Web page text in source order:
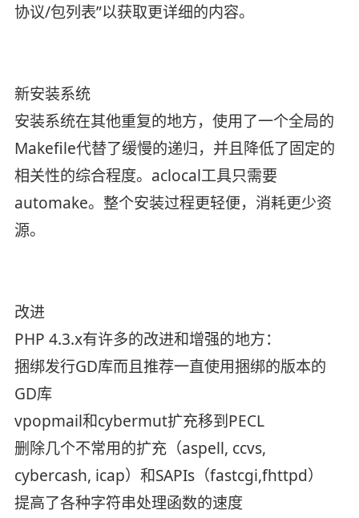
协议/包列表”以获取更详细的内容。
新安装系统
安装系统在其他重复的地方，使用了一个全局的
Makefile代替了缓慢的递归，并且降低了固定的
相关性的综合程度。aclocal工具只需要
automake。整个安装过程更轻便，消耗更少资
源。
改进
PHP 4.3.x有许多的改进和增强的地方：
捆绑发行GD库而且推荐一直使用捆绑的版本的
GD库
vpopmail和cybermut扩充移到PECL
删除几个不常用的扩充（aspell, ccvs,
cybercash, icap）和SAPIs（fastcgi,fhttpd）
提高了各种字符串处理函数的速度